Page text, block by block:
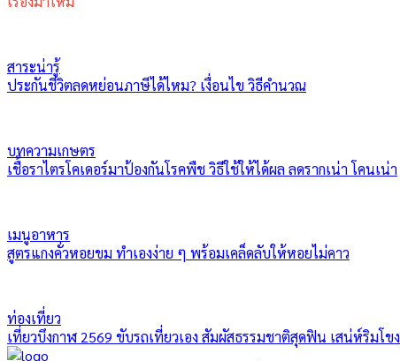
สาระน่ารู้
ประกันชีวิตลดหย่อนภาษีได้ไหม? เงื่อนไข วิธีคำนวณ
บทความเกษตร
เชื้อราไตรโคเดอร์มาป้องกันโรคพืช วิธีใช้ให้ได้ผล ลดรากเน่า โคนเน่า
เมนูอาหาร
สูตรแกงคั่วหอยขม ทำเองง่าย ๆ พร้อมเคล็ดลับให้หอยไม่คาว
ท่องเที่ยว
เที่ยวบึงกาฬ 2569 ขับรถเที่ยวเอง สัมผัสธรรมชาติสุดฟิน เสน่ห์ริมโขง